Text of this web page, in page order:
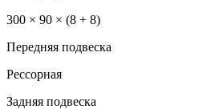
300 × 90 × (8 + 8)
Передняя подвеска
Рессорная
Задняя подвеска